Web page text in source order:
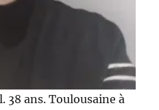
38 ans. Toulousaine à